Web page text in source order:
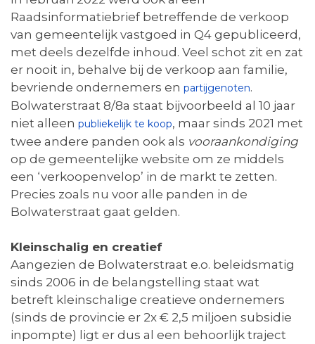
Raadsinformatiebrief betreffende de verkoop
van gemeentelijk vastgoed in Q4 gepubliceerd,
met deels dezelfde inhoud. Veel schot zit en zat
er nooit in, behalve bij de verkoop aan familie,
bevriende ondernemers en partijgenoten.
Bolwaterstraat 8/8a staat bijvoorbeeld al 10 jaar
niet alleen publiekelijk te koop, maar sinds 2021 met
twee andere panden ook als vooraankondiging
op de gemeentelijke website om ze middels
een ‘verkoopenvelop’ in de markt te zetten.
Precies zoals nu voor alle panden in de
Bolwaterstraat gaat gelden.
Kleinschalig en creatief
Aangezien de Bolwaterstraat e.o. beleidsmatig
sinds 2006 in de belangstelling staat wat
betreft kleinschalige creatieve ondernemers
(sinds de provincie er 2x € 2,5 miljoen subsidie
inpompte) ligt er dus al een behoorlijk traject